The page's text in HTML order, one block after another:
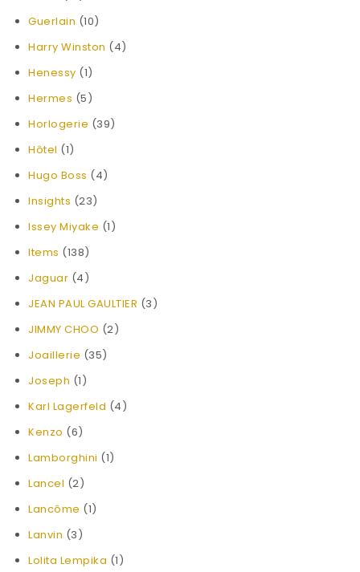
Guerlain (10)
Harry Winston (4)
Henessy (1)
Hermes (5)
Horlogerie (39)
Hôtel (1)
Hugo Boss (4)
Insights (23)
Issey Miyake (1)
Items (138)
Jaguar (4)
JEAN PAUL GAULTIER (3)
JIMMY CHOO (2)
Joaillerie (35)
Joseph (1)
Karl Lagerfeld (4)
Kenzo (6)
Lamborghini (1)
Lancel (2)
Lancôme (1)
Lanvin (3)
Lolita Lempika (1)